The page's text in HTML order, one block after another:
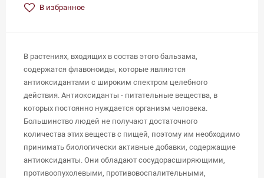
В избранное
В растениях, входящих в состав этого бальзама,
содержатся флавоноиды, которые являются
антиоксидантами с широким спектром целебного
действия. Антиоксиданты - питательные вещества, в
которых постоянно нуждается организм человека.
Большинство людей не получают достаточного
количества этих веществ с пищей, поэтому им необходимо
принимать биологически активные добавки, содержащие
антиоксиданты. Они обладают сосудорасширяющими,
противоопухолевыми, противовоспалительными,